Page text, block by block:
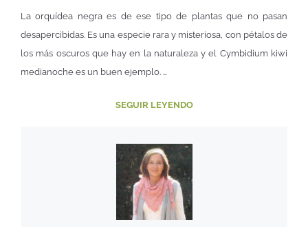
La orquídea negra es de ese tipo de plantas que no pasan
desapercibidas. Es una especie rara y misteriosa, con pétalos de
los más oscuros que hay en la naturaleza y el Cymbidium kiwi
medianoche es un buen ejemplo. …
SEGUIR LEYENDO